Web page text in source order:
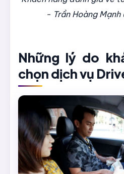
- Trần Hoàng Mạnh
Những lý do
chọn dịch vụ